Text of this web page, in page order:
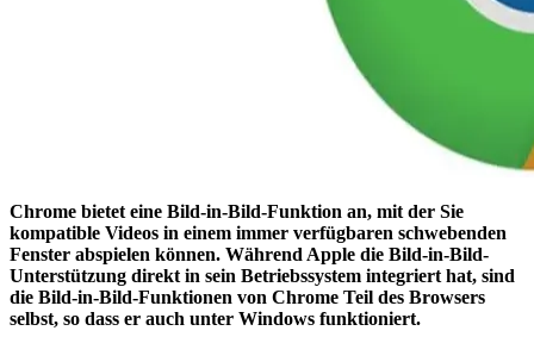
Chrome bietet eine Bild-in-Bild-Funktion an, mit der Sie
kompatible Videos in einem immer verfügbaren schwebenden
Fenster abspielen können. Während Apple die Bild-in-Bild-
Unterstützung direkt in sein Betriebssystem integriert hat, sind
die Bild-in-Bild-Funktionen von Chrome Teil des Browsers
selbst, so dass er auch unter Windows funktioniert.